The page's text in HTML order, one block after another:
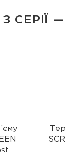
СЕРІЇ —